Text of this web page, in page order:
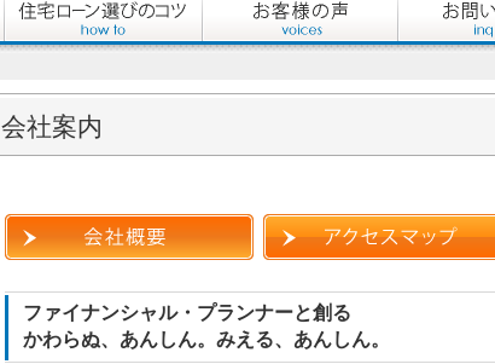
会社案内
ファイナンシャル・プランナーと創る
かわらぬ、あんしん。みえる、あんしん。